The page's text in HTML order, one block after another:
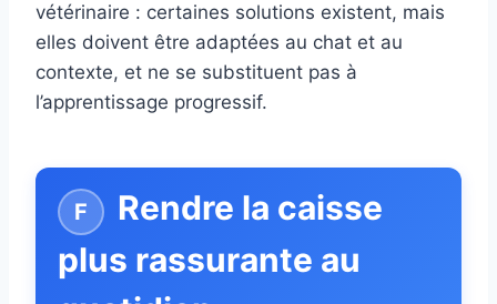
vétérinaire : certaines solutions existent, mais
elles doivent être adaptées au chat et au
contexte, et ne se substituent pas à
l’apprentissage progressif.
Rendre la caisse
plus rassurante au